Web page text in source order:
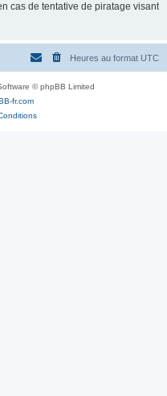
cas de tentative de piratage visant
Heures au format UTC
© phpBB Limited
fr.com